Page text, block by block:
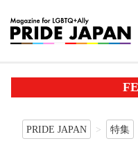
PRIDE JAPAN 特集